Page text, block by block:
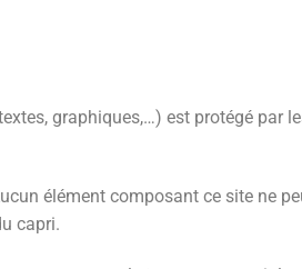
graphiques,…) est protégé par
élément composant ce site ne
capri.